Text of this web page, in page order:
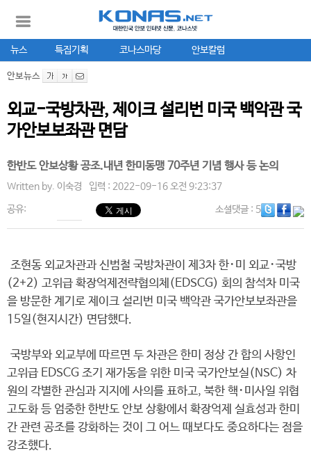
뉴스 특집기획 코나스마당 안보칼럼
안보뉴스
외교-국방차관, 제이크 설리번 미국 백악관 국
가안보보좌관 면담
한반도 안보상황 공조.내년 한미동맹 70주년 기념 행사 등 논의
Written by. 이숙경 입력 : 2022-09-16 오전 9:23:37
공유: 소셜댓글: 5
조현동 외교차관과 신범철 국방차관이 제3차 한･미 외교･국방
(2+2) 고위급 확장억제전략협의체(EDSCG) 회의 참석차 미국
을 방문한 계기로 제이크 설리번 미국 백악관 국가안보보좌관을
15일(현지시간) 면담했다.
국방부와 외교부에 따르면 두 차관은 한미 정상 간 합의 사항인
고위급 EDSCG 조기 재가동을 위한 미국 국가안보실(NSC) 차
원의 각별한 관심과 지지에 사의를 표하고, 북한 핵･미사일 위협
고도화 등 엄중한 한반도 안보 상황에서 확장억제 실효성과 한미
간 관련 공조를 강화하는 것이 그 어느 때보다도 중요하다는 점을
강조했다.